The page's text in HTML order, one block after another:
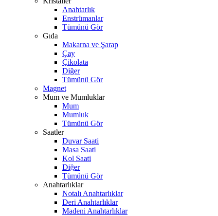
Anahtarlık
Enstrümanlar
Tümünü Gör
Gıda
Makarna ve Şarap
Çay
Çikolata
Diğer
Tümünü Gör
Magnet
Mum ve Mumluklar
Mum
Mumluk
Tümünü Gör
Saatler
Duvar Saati
Masa Saati
Kol Saati
Diğer
Tümünü Gör
Anahtarlıklar
Notalı Anahtarlıklar
Deri Anahtarlıklar
Madeni Anahtarlıklar